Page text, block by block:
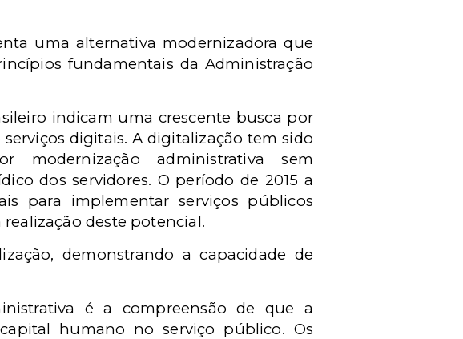
uma alternativa modernizadora que
fundamentais da Administração
indicam uma crescente busca por
digitais. A digitalização tem sido
administrativa sem
dos servidores. O período de 2015 a
para implementar serviços públicos
deste potencial.
demonstrando a capacidade de
é a compreensão de que a
humano no serviço público. Os